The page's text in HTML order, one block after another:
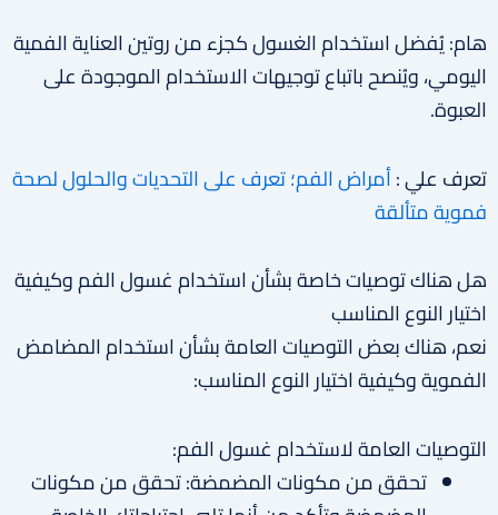
هام: يُفضل استخدام الغسول كجزء من روتين العناية الفمية
اليومي، ويُنصح باتباع توجيهات الاستخدام الموجودة على
العبوة.
تعرف علي :أمراض الفم؛ تعرف على التحديات والحلول لصحة
فموية متألقة
هل هناك توصيات خاصة بشأن استخدام غسول الفم وكيفية
اختيار النوع المناسب
نعم، هناك بعض التوصيات العامة بشأن استخدام المضامض
الفموية وكيفية اختيار النوع المناسب:
التوصيات العامة لاستخدام غسول الفم:
تحقق من مكونات المضمضة: تحقق من مكونات